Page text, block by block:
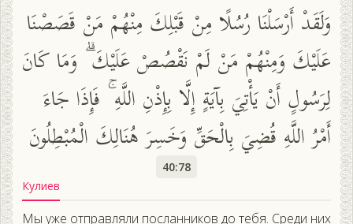
وَلَقَدْ أَرْسَلْنَا رُسُلًا مِنْ قَبْلِكَ مِنْهُمْ مَنْ قَصَصْنَا
عَلَيْكَ وَمِنْهُمْ مَنْ لَمْ نَقْصُصْ عَلَيْكَ ۗ وَمَا كَانَ
لِرَسُولٍ أَنْ يَأْتِيَ بِآيَةٍ إِلَّا بِإِذْنِ اللَّهِ ۚ فَإِذَا جَاءَ
أَمْرُ اللَّهِ قُضِيَ بِالْحَقِّ وَخَسِرَ هُنَالِكَ الْمُبْطِلُونَ
40:78
Кулиев
Мы уже отправляли посланников до тебя. Среди них